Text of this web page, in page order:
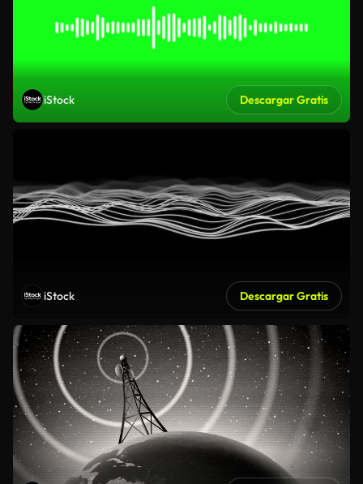
iStock Descargar Gratis
iStock Descargar Gratis